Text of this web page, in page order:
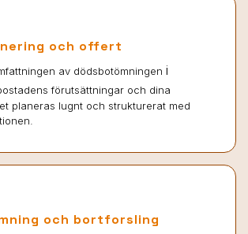
och offert
av dödsbotömningen i
bostadens förutsättningar och dina
planeras lugnt och strukturerat med
och bortforsling